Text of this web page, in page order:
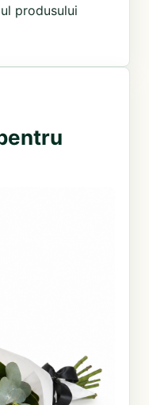
produsului